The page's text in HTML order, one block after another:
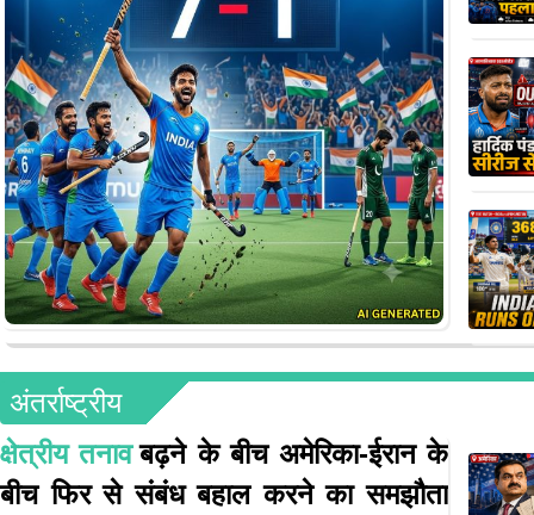
अंतर्राष्ट्रीय
क्षेत्रीय तनाव बढ़ने के बीच अमेरिका-ईरान के
बीच फिर से संबंध बहाल करने का समझौता